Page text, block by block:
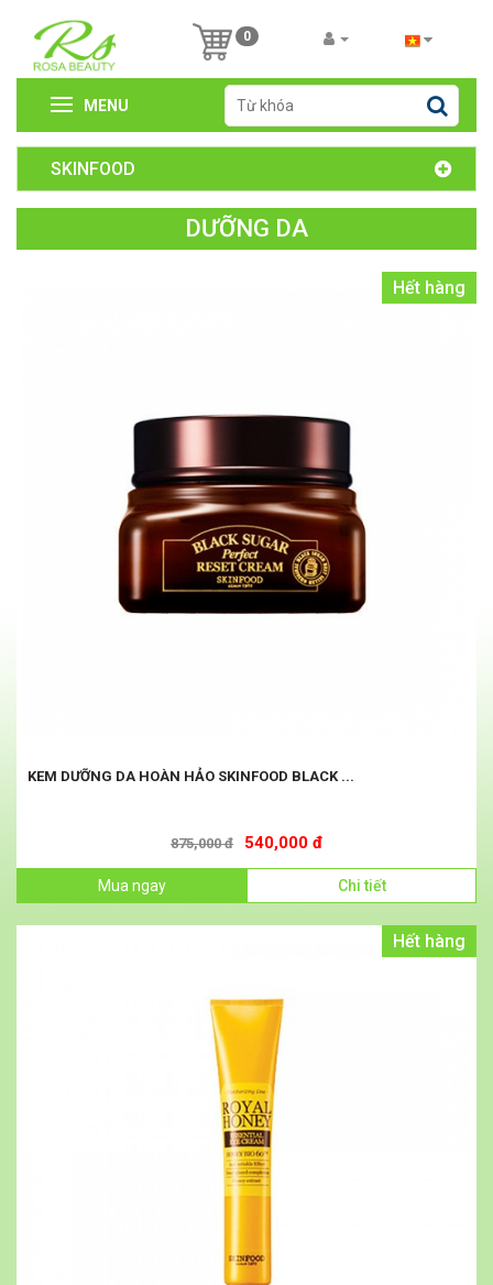
0
MENU
SKINFOOD
DƯỠNG DA
Hết hàng
KEM DƯỠNG DA HOÀN HẢO SKINFOOD BLACK ...
875,000 đ 540,000 đ
Mua ngay Chi tiết
Hết hàng